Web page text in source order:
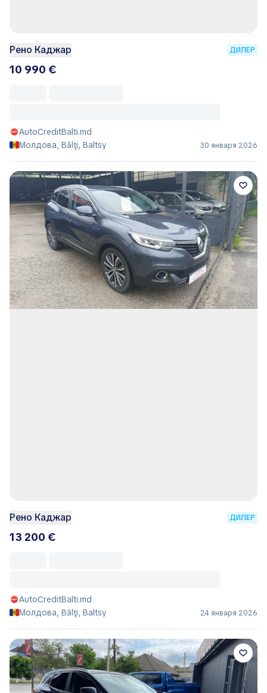
Рено Каджар ДИЛЕР
10 990 €
AutoCreditBalti.md
Молдова, Bălţi, Baltsy
30 января 2026
Рено Каджар ДИЛЕР
13 200 €
AutoCreditBalti.md
Молдова, Bălţi, Baltsy
24 января 2026